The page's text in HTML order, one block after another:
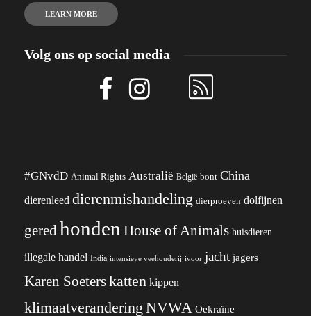
LEARN MORE
Volg ons op social media
#GNvdD Animal Rights Australië België bont China
dierenleed dierenmishandeling dierproeven dolfijnen
geredhonden House of Animals huisdieren
illegale handel India intensieve veehouderij ivoor jacht jagers
Karen Soeterskatten kippen
klimaatverandering NVWA Oekraïne